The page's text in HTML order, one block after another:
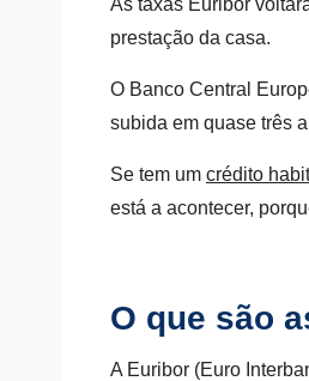
prestação da casa.
O Banco Central
subida em quase três
Se tem um crédito
está a acontecer,
O que são
A Euribor (Euro